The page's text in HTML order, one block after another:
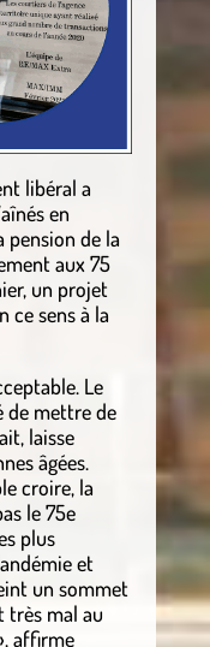
libéral a
en
pension de la
aux 75
un projet
ce sens à la
Le
de mettre de
laisse
âgées.
croire, la
le 75e
plus
et
un sommet
très mal au
affirme